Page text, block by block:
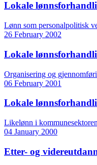
Lokale
Lønn som personalpolitisk
26 February 2002
Lokale
Organisering og
06 February 2001
Lokale
Likelønn i kommunesektoren
04 January 2000
Etter- og